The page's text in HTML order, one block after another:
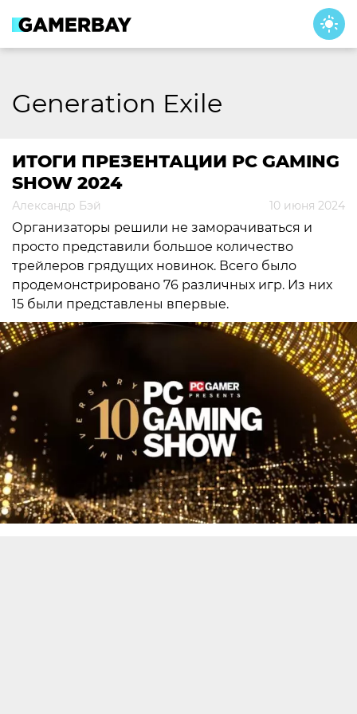
content
Generation Exile
ИТОГИ ПРЕЗЕНТАЦИИ PC GAMING
SHOW 2024
Александр Бэй 10 июня 2024
Организаторы решили не заморачиваться и
просто представили большое количество
трейлеров грядущих новинок. Всего было
продемонстрировано 76 различных игр. Из них
15 были представлены впервые.